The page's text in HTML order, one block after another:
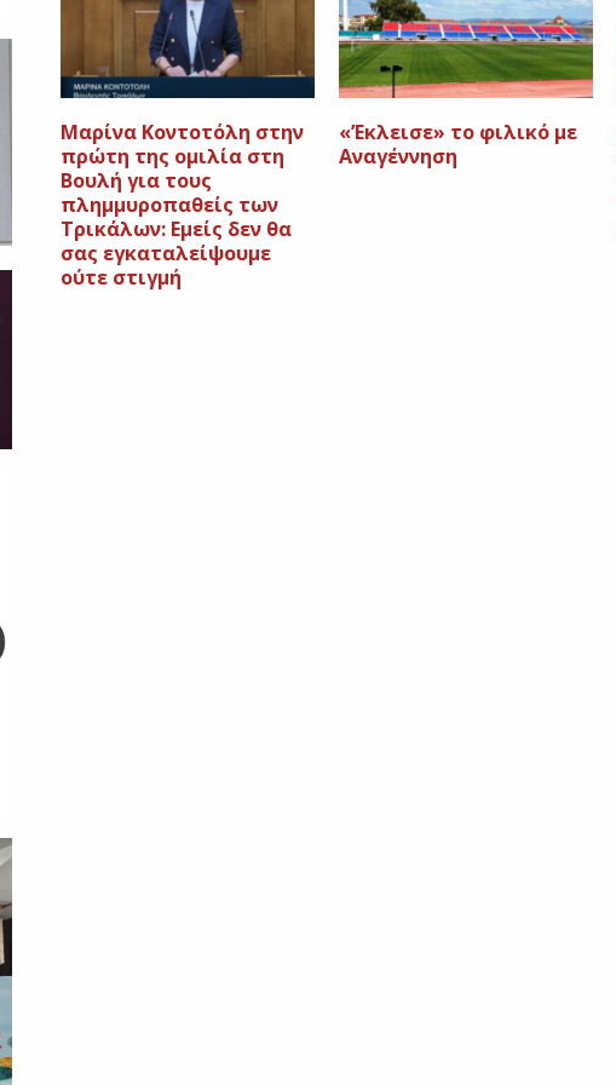
Μαρίνα Κοντοτόλη στην
πρώτη της ομιλία στη
Βουλή για τους
πλημμυροπαθείς των
Τρικάλων: Εμείς δεν θα
σας εγκαταλείψουμε
ούτε στιγμή
«’Εκλεισε» το φιλικό με
Αναγέννηση